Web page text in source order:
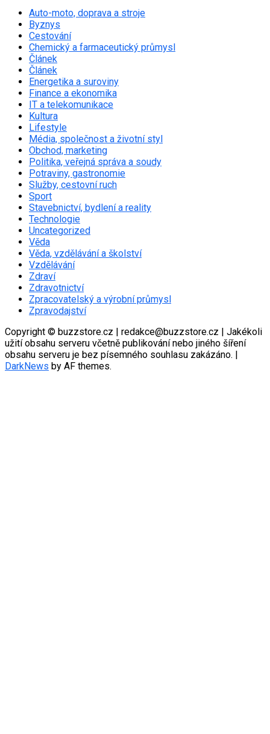
Auto-moto, doprava a stroje
Byznys
Cestování
Chemický a farmaceutický průmysl
Článek
Článek
Energetika a suroviny
Finance a ekonomika
IT a telekomunikace
Kultura
Lifestyle
Média, společnost a životní styl
Obchod, marketing
Politika, veřejná správa a soudy
Potraviny, gastronomie
Služby, cestovní ruch
Sport
Stavebnictví, bydlení a reality
Technologie
Uncategorized
Věda
Věda, vzdělávání a školství
Vzdělávání
Zdraví
Zdravotnictví
Zpracovatelský a výrobní průmysl
Zpravodajství
Copyright © buzzstore.cz | redakce@buzzstore.cz | Jakékoli
užití obsahu serveru včetně publikování nebo jiného šíření
obsahu serveru je bez písemného souhlasu zakázáno.
DarkNews by AF themes.